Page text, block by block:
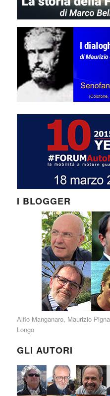
I BLOGGER
Alfio Manganaro, Maurizio
Longo
GLI AUTORI